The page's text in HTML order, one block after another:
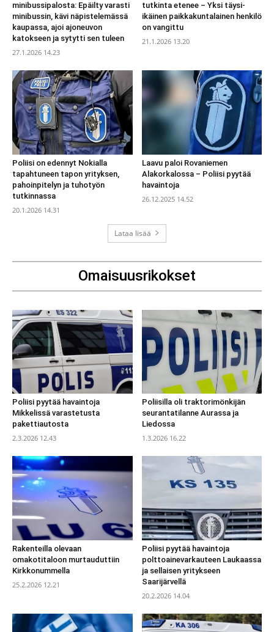
minibussipalosta: Epäilty varasti
minibussin, kävi näpistelemässä
kaupassa, ajoi ajoneuvon
katokseen ja sytytti sen tuleen
27.1.2026 14.23
tutkinta etenee – Yksi täysi-
ikäinen paikkakuntalainen henkilö
on vangittu
21.1.2026 13.20
Poliisi on edennyt Nokialla
tapahtuneen tapon yrityksen,
pahoinpitelyn ja tuhotyön
tutkinnassa
20.1.2026 14.31
Laavu paloi Rovaniemen
Alakorkalossa – Poliisi pyytää
havaintoja
26.12.2025 14.52
Lataa lisää
Omaisuusrikokset
Poliisi pyytää havaintoja
Mikkelissä varastetusta
pakettiautosta
2.3.2026 12.43
Poliisilla oli traktorimönkijän
seurantatilanne Aurassa ja
Liedossa
1.3.2026 16.22
Rakenteilla olevaan
omakotitaloon murtauduttiin
Kirkkonummella
25.2.2026 12.21
Poliisi pyytää havaintoja
polttoainevarkauteen Laukaassa
ja sellaisen yritykseen
Saarijärvellä
20.2.2026 14.04